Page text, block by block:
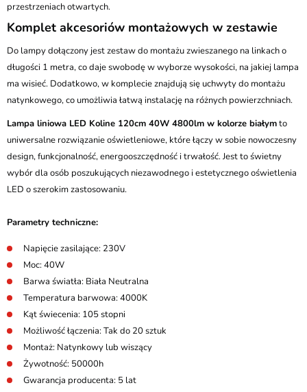
przestrzeniach otwartych.
Komplet akcesoriów montażowych w zestawie
Do lampy dołączony jest zestaw do montażu zwieszanego na linkach o
długości 1 metra, co daje swobodę w wyborze wysokości, na jakiej lampa
ma wisieć. Dodatkowo, w komplecie znajdują się uchwyty do montażu
natynkowego, co umożliwia łatwą instalację na różnych powierzchniach.
Lampa liniowa LED Koline 120cm 40W 4800lm w kolorze białymto
uniwersalne rozwiązanie oświetleniowe, które łączy w sobie nowoczesny
design, funkcjonalność, energooszczędność i trwałość. Jest to świetny
wybór dla osób poszukujących niezawodnego i estetycznego oświetlenia
LED o szerokim zastosowaniu.
Parametry techniczne:
Napięcie zasilające: 230V
Moc: 40W
Barwa światła: Biała Neutralna
Temperatura barwowa: 4000K
Kąt świecenia: 105 stopni
Możliwość łączenia: Tak do 20 sztuk
Montaż: Natynkowy lub wiszący
Żywotność: 50000h
Gwarancja producenta: 5 lat